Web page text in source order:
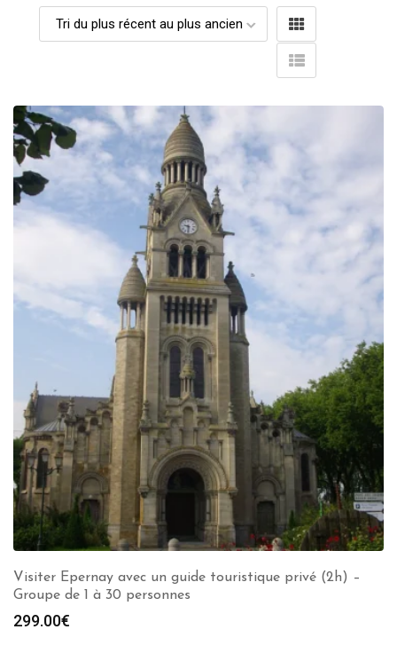
Visiter Epernay avec un guide touristique privé (2h) –
Groupe de 1 à 30 personnes
299.00€